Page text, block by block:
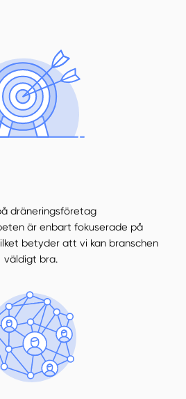
dräneringsföretag
är enbart fokuserade på
betyder att vi kan branschen
väldigt bra.